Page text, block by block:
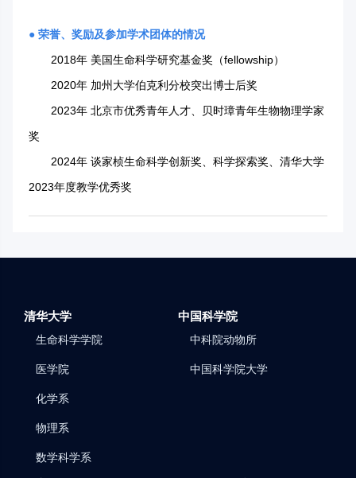
● 荣誉、奖励及参加学术团体的情况
2018年 美国生命科学研究基金奖（fellowship）
2020年 加州大学伯克利分校突出博士后奖
2023年 北京市优秀青年人才、贝时璋青年生物物理学家
奖
2024年 谈家桢生命科学创新奖、科学探索奖、清华大学
2023年度教学优秀奖
清华大学
生命科学学院
医学院
化学系
物理系
数学科学系
中国科学院
中科院动物所
中国科学院大学